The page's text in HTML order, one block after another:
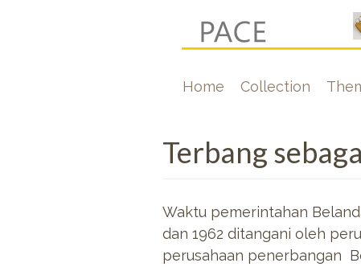
Home Collection
Terbang
Waktu pemerintahan
dan 1962 ditangani oleh
perusahaan penerbangan